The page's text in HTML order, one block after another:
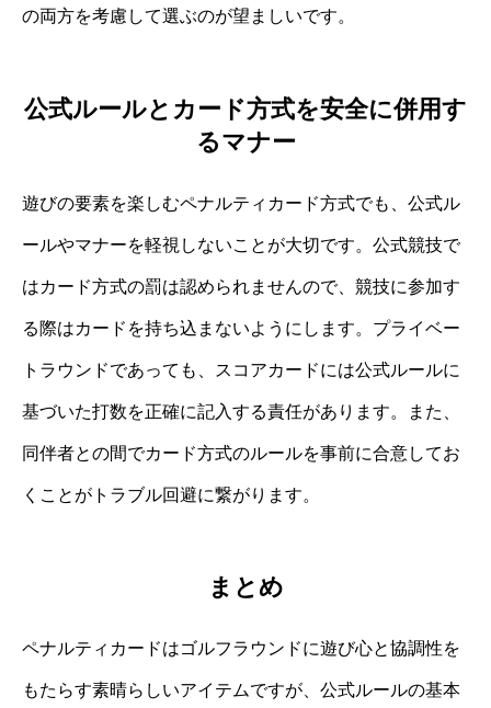
の両方を考慮して選ぶのが望ましいです。
公式ルールとカード方式を安全に併用す
るマナー
遊びの要素を楽しむペナルティカード方式でも、公式ル
ールやマナーを軽視しないことが大切です。公式競技で
はカード方式の罰は認められませんので、競技に参加す
る際はカードを持ち込まないようにします。プライベー
トラウンドであっても、スコアカードには公式ルールに
基づいた打数を正確に記入する責任があります。また、
同伴者との間でカード方式のルールを事前に合意してお
くことがトラブル回避に繋がります。
まとめ
ペナルティカードはゴルフラウンドに遊び心と協調性を
もたらす素晴らしいアイテムですが、公式ルールの基本